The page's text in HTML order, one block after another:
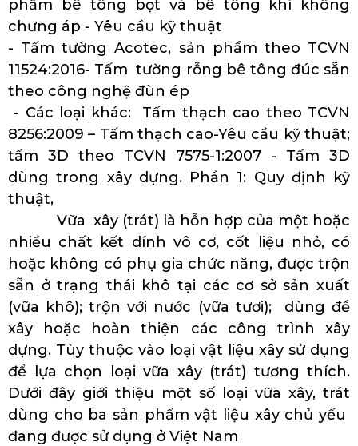
phẩm bê tông bọt và bê tông khí không
chưng áp - Yêu cầu kỹ thuật
- Tấm tường Acotec, sản phẩm theo TCVN
11524:2016- Tấm tường rỗng bê tông đúc sẵn
theo công nghệ đùn ép
- Các loại khác: Tấm thạch cao theo TCVN
8256:2009 – Tấm thạch cao-Yêu cầu kỹ thuật;
tấm 3D theo TCVN 7575-1:2007 - Tấm 3D
dùng trong xây dựng. Phần 1: Quy định kỹ
thuật,
Vữa xây (trát) là hỗn hợp của một hoặc
nhiều chất kết dính vô cơ, cốt liệu nhỏ, có
hoặc không có phụ gia chức năng, được trộn
sẵn ở trạng thái khô tại các cơ sở sản xuất
(vữa khô); trộn với nước (vữa tươi); dùng để
xây hoặc hoàn thiện các công trình xây
dựng. Tùy thuộc vào loại vật liệu xây sử dụng
để lựa chọn loại vữa xây (trát) tương thích.
Dưới đây giới thiệu một số loại vữa xây, trát
dùng cho ba sản phẩm vật liệu xây chủ yếu
đang được sử dụng ở Việt Nam